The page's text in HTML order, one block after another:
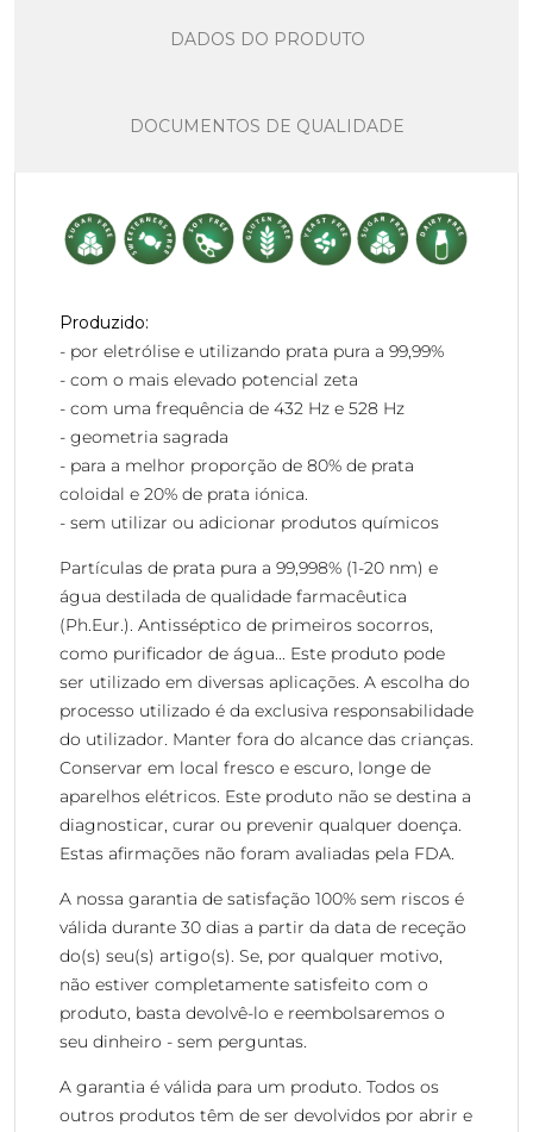
DADOS DO PRODUTO
DOCUMENTOS DE QUALIDADE
Produzido:
- por eletrólise e utilizando prata pura a 99,99%
- com o mais elevado potencial zeta
- com uma frequência de 432 Hz e 528 Hz
- geometria sagrada
- para a melhor proporção de 80% de prata
coloidal e 20% de prata iónica.
- sem utilizar ou adicionar produtos químicos
Partículas de prata pura a 99,998% (1-20 nm) e
água destilada de qualidade farmacêutica
(Ph.Eur.). Antisséptico de primeiros socorros,
como purificador de água... Este produto pode
ser utilizado em diversas aplicações. A escolha do
processo utilizado é da exclusiva responsabilidade
do utilizador. Manter fora do alcance das crianças.
Conservar em local fresco e escuro, longe de
aparelhos elétricos. Este produto não se destina a
diagnosticar, curar ou prevenir qualquer doença.
Estas afirmações não foram avaliadas pela FDA.
A nossa garantia de satisfação 100% sem riscos é
válida durante 30 dias a partir da data de receção
do(s) seu(s) artigo(s). Se, por qualquer motivo,
não estiver completamente satisfeito com o
produto, basta devolvê-lo e reembolsaremos o
seu dinheiro - sem perguntas.
A garantia é válida para um produto. Todos os
outros produtos têm de ser devolvidos por abrir e